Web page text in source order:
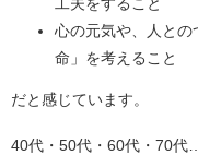
心の元気や、人と
命」を考えること
だと感じています。
40代・50代・60代・70代